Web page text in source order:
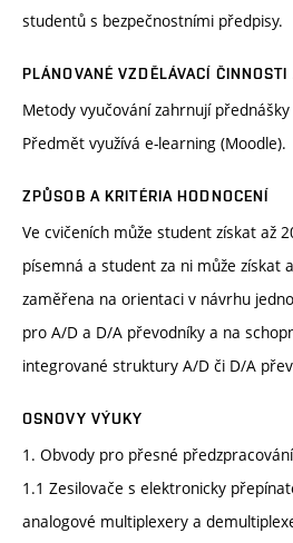
studentů s bezpečnostními předpisy.
PLÁNOVANÉ VZDĚLÁVACÍ
Metody vyučování zahrnují
Předmět využívá e-learning (Moodle).
ZPŮSOB A KRITÉRIA HODNOCENÍ
Ve cvičeních může student získat až
písemná a student za ni může získat
zaměřena na orientaci v návrhu
pro A/D a D/A převodníky a na
integrované struktury A/D či D/A
OSNOVY VÝUKY
1. Obvody pro přesné
1.1 Zesilovače s elektronicky
analogové multiplexery a